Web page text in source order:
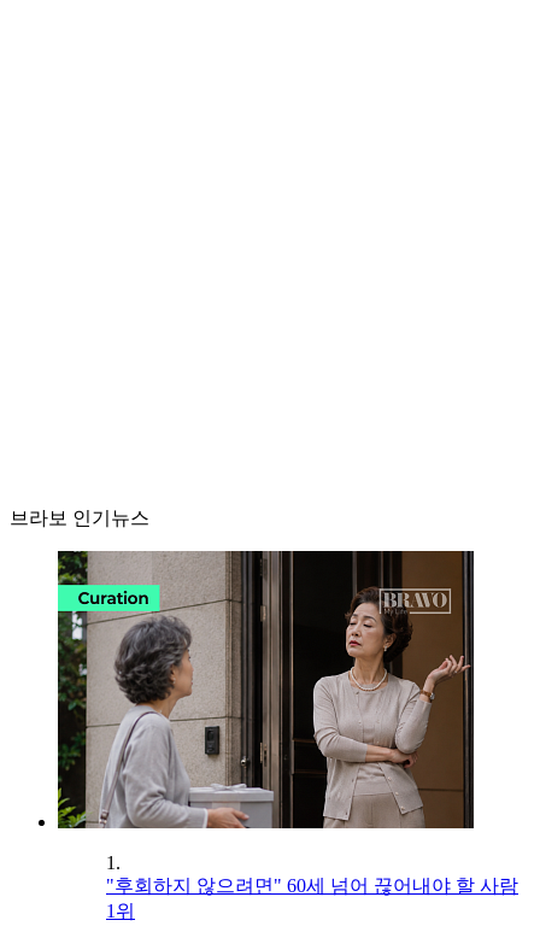
브라보 인기뉴스
1.
"후회하지 않으려면" 60세 넘어 끊어내야 할 사람
1위